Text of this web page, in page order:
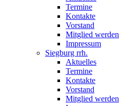
Termine
Kontakte
Vorstand
Mitglied werden
Impressum
Siegburg rrh.
Aktuelles
Termine
Kontakte
Vorstand
Mitglied werden